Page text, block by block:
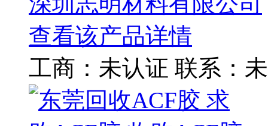
查看该产品详情
工商： 未认证 联系：